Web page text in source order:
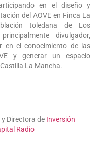
en el diseño y
del AOVE en Finca La
toledana de Los
divulgador,
en el conocimiento de las
y generar un espacio
La Mancha.
y Directora de Inversión
Radio